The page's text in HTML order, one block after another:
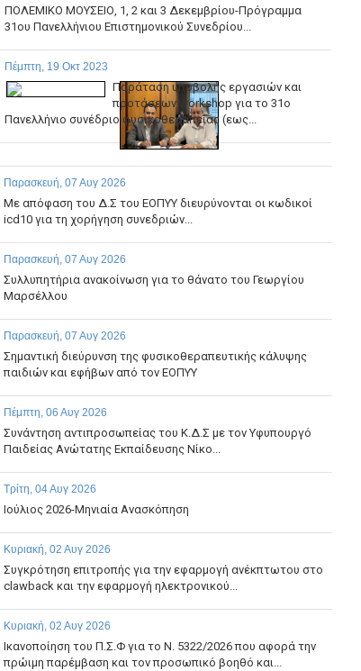
ΠΟΛΕΜΙΚΟ ΜΟΥΣΕΙΟ, 1, 2 και 3 Δεκεμβρίου-Πρόγραμμα
31ου Πανελλήνιου Επιστημονικού Συνεδρίου...
Πέμπτη, 19 Οκτ 2023
Παράταση υποβολής εργασιών και
προτάσεων workshop για το 31ο
Πανελλήνιο συνέδριο φυσικοθεραπείας (εως...
Παρασκευή, 07 Αυγ 2026
Με απόφαση του Δ.Σ του ΕΟΠΥΥ διευρύνονται οι κωδικοί
icd10 για τη χορήγηση συνεδριών...
Παρασκευή, 07 Αυγ 2026
Συλλυπητήρια ανακοίνωση για το θάνατο του Γεωργίου
Μαρσέλλου
Παρασκευή, 07 Αυγ 2026
Σημαντική διεύρυνση της φυσικοθεραπευτικής κάλυψης
παιδιών και εφήβων από τον ΕΟΠΥΥ
Πέμπτη, 06 Αυγ 2026
Συνάντηση αντιπροσωπείας του Κ.Δ.Σ με τον Υφυπουργό
Παιδείας Ανώτατης Εκπαίδευσης Νίκο...
Τρίτη, 04 Αυγ 2026
Ιούλιος 2026-Μηνιαία Ανασκόπηση
Κυριακή, 02 Αυγ 2026
Συγκρότηση επιτροπής για την εφαρμογή ανέκπτωτου στο
clawback και την εφαρμογή ηλεκτρονικού...
Κυριακή, 02 Αυγ 2026
Ικανοποίηση του Π.Σ.Φ για το Ν. 5322/2026 που αφορά την
πρώιμη παρέμβαση και τον προσωπικό βοηθό και...